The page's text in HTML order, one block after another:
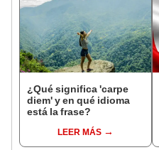
¿Qué significa 'carpe
diem' y en qué idioma
está la frase?
LEER MÁS